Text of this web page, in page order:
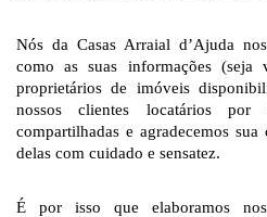
Nós da Casas Arraial d’Ajuda
como as suas informações (seja
proprietários de imóveis
nossos clientes locatários por
compartilhadas e agradecemos
delas com cuidado e sensatez.
É por isso que elaboramos